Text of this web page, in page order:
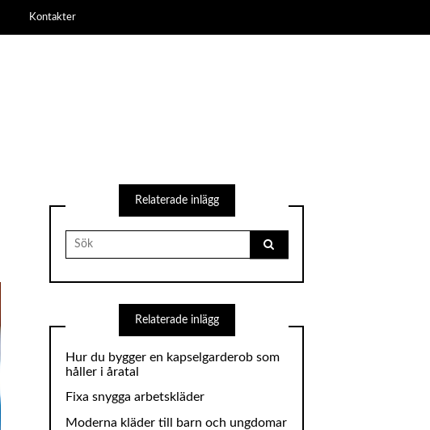
Kontakter
Relaterade inlägg
Search
for:
Relaterade inlägg
Hur du bygger en kapselgarderob som
håller i åratal
Fixa snygga arbetskläder
Moderna kläder till barn och ungdomar